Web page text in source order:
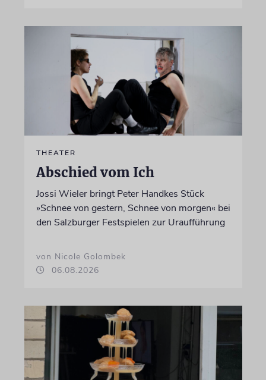
THEATER
Abschied vom Ich
Jossi Wieler bringt Peter Handkes Stück
»Schnee von gestern, Schnee von morgen« bei
den Salzburger Festspielen zur Uraufführung
von Nicole Golombek
06.08.2026